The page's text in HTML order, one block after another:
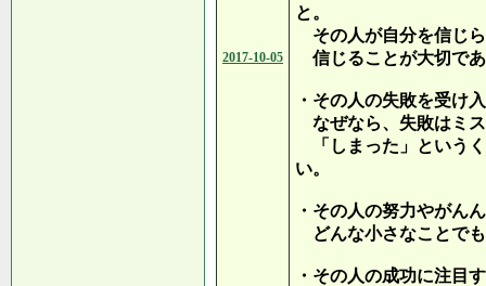
2017-10-05
と。
その人が自分を信じ
信じることが大切で
・その人の失敗を受け
なぜなら、失敗はミ
「しまった」という
い。
・その人の努力やがん
どんな小さなことで
・その人の成功に注目